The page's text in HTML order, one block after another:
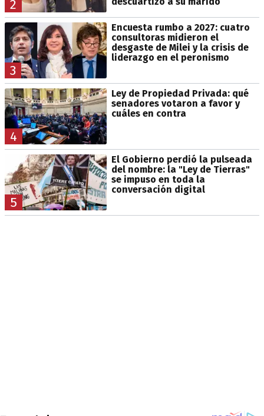
2
3
Encuesta rumbo a 2027: cuatro
consultoras midieron el
desgaste de Milei y la crisis de
liderazgo en el peronismo
4
Ley de Propiedad Privada: qué
senadores votaron a favor y
cuáles en contra
5
El Gobierno perdió la pulseada
del nombre: la "Ley de Tierras"
se impuso en toda la
conversación digital